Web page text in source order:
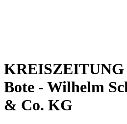
KREISZEITUNG
Bote - Wilhelm
& Co. KG